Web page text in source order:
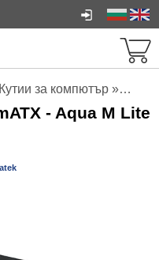
Кутии за компютър »
- Aqua M Lite